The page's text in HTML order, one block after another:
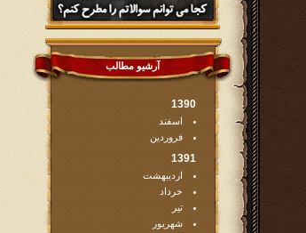
آرشیو مطالب
1390
اسفند
فروردین
1391
اردیبهشت
خرداد
تیر
شهریور